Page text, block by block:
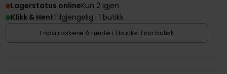
Lagerstatus onlineKun 2 igjen
Klikk & HentTilgjengelig i 1 butikk
Enda raskere å hente i 1 butikk. Finn butikk